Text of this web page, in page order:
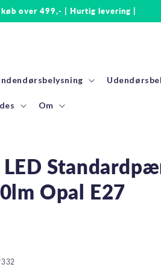
over 499,- | Hurtig levering |
Om
Opal E27